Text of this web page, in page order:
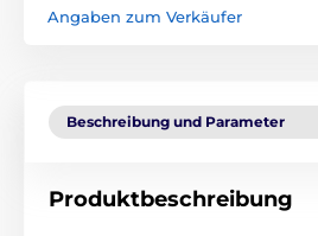
Angaben zum Verkäufer
Beschreibung und Parameter
Produktbeschreibung